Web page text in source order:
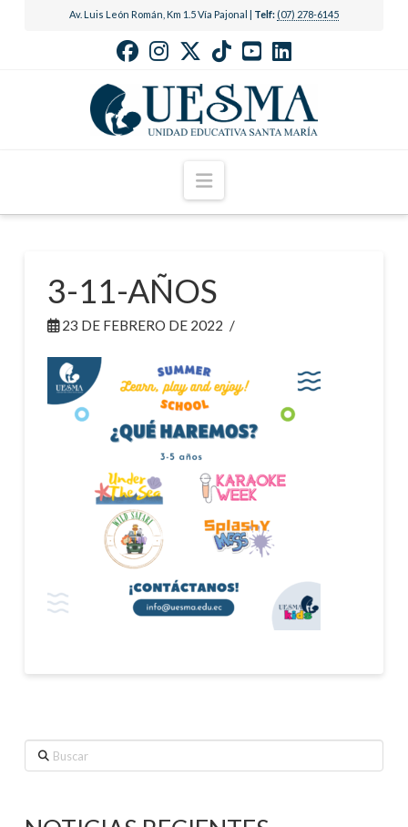
Av. Luis León Román, Km 1.5 Vía Pajonal | Telf: (07) 278-6145
Navigation
3-11-AÑOS
23 DE FEBRERO DE 2022
Buscar